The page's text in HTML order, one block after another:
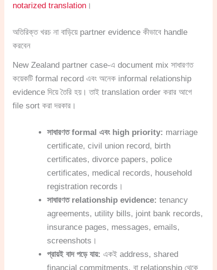
notarized translation ।
অতিরিক্ত খরচ না বাড়িয়ে partner evidence কীভাবে handle
করবেন
New Zealand partner case-এ document mix সাধারণত
কয়েকটি formal record এবং অনেক informal relationship
evidence দিয়ে তৈরি হয়। তাই translation order করার আগে
file sort করা দরকার।
সাধারণত formal এবং high priority: marriage
certificate, civil union record, birth
certificates, divorce papers, police
certificates, medical records, household
registration records।
সাধারণত relationship evidence: tenancy
agreements, utility bills, joint bank records,
insurance pages, messages, emails,
screenshots।
প্রায়ই বাদ পড়ে যায়: একই address, shared
financial commitments, বা relationship থেকে